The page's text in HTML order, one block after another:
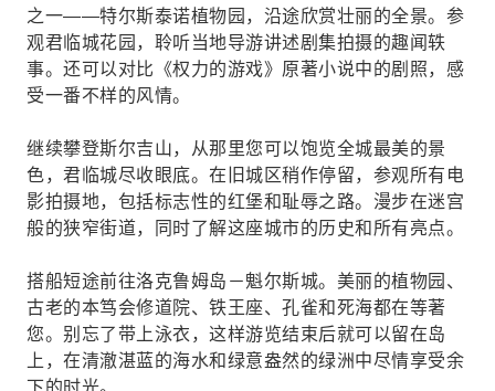
之一——特尔斯泰诺植物园，沿途欣赏壮丽的全景。参
观君临城花园，聆听当地导游讲述剧集拍摄的趣闻轶
事。还可以对比《权力的游戏》原著小说中的剧照，感
受一番不样的风情。
继续攀登斯尔吉山，从那里您可以饱览全城最美的景
色，君临城尽收眼底。在旧城区稍作停留，参观所有电
影拍摄地，包括标志性的红堡和耻辱之路。漫步在迷宫
般的狭窄街道，同时了解这座城市的历史和所有亮点。
搭船短途前往洛克鲁姆岛－魁尔斯城。美丽的植物园、
古老的本笃会修道院、铁王座、孔雀和死海都在等著
您。别忘了带上泳衣，这样游览结束后就可以留在岛
上，在清澈湛蓝的海水和绿意盎然的绿洲中尽情享受余
下的时光。